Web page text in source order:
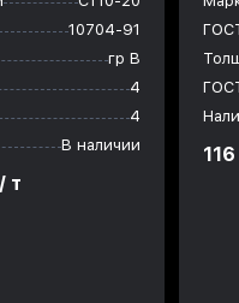
10704-91
гр В
4
4
В наличии
т